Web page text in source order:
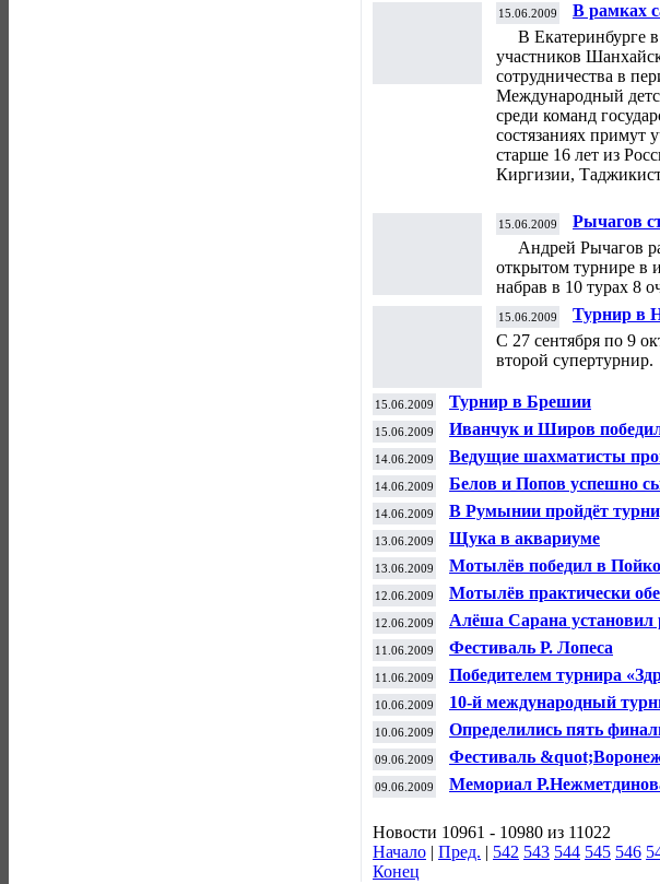
15.06.2009
В рамках
В Екатеринбурге в
участников
сотрудничества в
Международный
среди команд
состязаниях примут
старше 16 лет из
Киргизии,
15.06.2009
Рычагов
Андрей Рычагов
открытом турнире в
набрав в 10 турах 8
15.06.2009
Турнир в
С 27 сентября по 9
второй супертурнир.
15.06.2009 Турнир в Брешии
15.06.2009
Иванчук и Широв
Румынии
14.06.2009
Ведущие шахматисты
клуба Европы
14.06.2009
Белов и Попов успешно
шахматы
14.06.2009 В Румынии пройдёт
13.06.2009 Щука в аквариуме
13.06.2009 Мотылёв победил в
12.06.2009
Мотылёв практически
имени Карпова
12.06.2009 Алёша Сарана установил
11.06.2009 Фестиваль Р. Лопеса
11.06.2009
Победителем турнира
Сарана
10.06.2009
10-й международный
экватор
10.06.2009
Определились пять
женщин
09.06.2009 Фестиваль
09.06.2009 Мемориал
Новости 10961 - 10980 из 11022
Начало | Пред. | 542 543 544 545 546
Конец